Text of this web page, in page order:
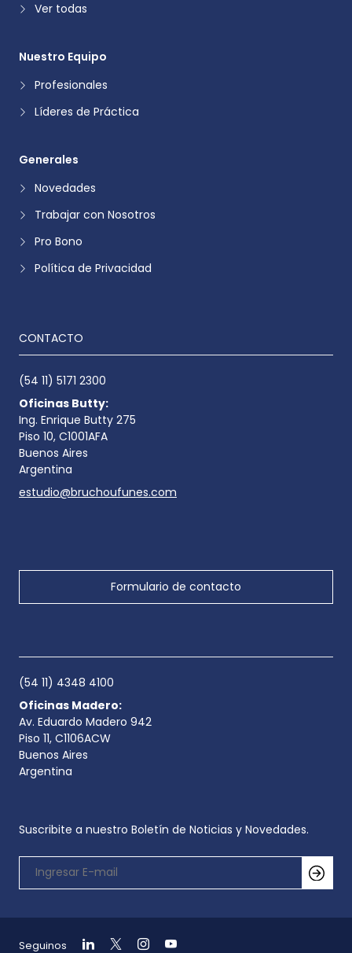
Ver todas
Nuestro Equipo
Profesionales
Líderes de Práctica
Generales
Novedades
Trabajar con Nosotros
Pro Bono
Política de Privacidad
CONTACTO
(54 11) 5171 2300
Oficinas Butty:
Ing. Enrique Butty 275
Piso 10, C1001AFA
Buenos Aires
Argentina
estudio@bruchoufunes.com
Formulario de contacto
(54 11) 4348 4100
Oficinas Madero:
Av. Eduardo Madero 942
Piso 11, C1106ACW
Buenos Aires
Argentina
Suscribite a nuestro Boletín de Noticias y Novedades.
Seguinos